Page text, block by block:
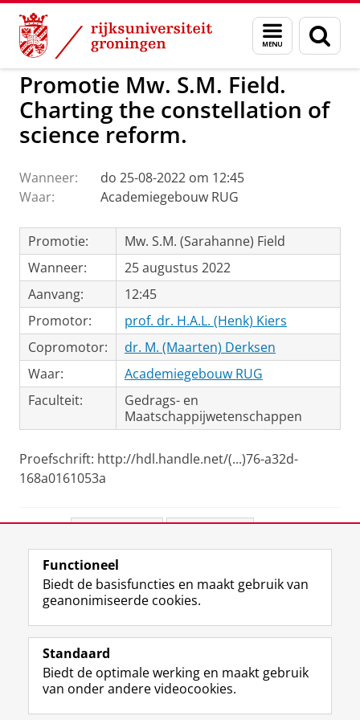
Skip
Content
Skip
Navigation
Menu
en
zoeken
GMW Activiteiten
Promotie Mw. S.M. Field.
Charting the constellation of
science reform.
Wanneer:
do 25-08-2022 om 12:45
Waar:
Academiegebouw RUG
Promotie:
Mw. S.M. (Sarahanne) Field
Wanneer:
25 augustus 2022
Aanvang:
12:45
Promotor:
prof. dr. H.A.L. (Henk) Kiers
Copromotor:
dr. M. (Maarten) Derksen
Waar:
Academiegebouw RUG
Faculteit:
Gedrags- en
Maatschappijwetenschappen
Proefschrift: http://hdl.handle.net/(...)76-a32d-
168a0161053a
View this page in:English
Volg de RUG
F
a
e
b
L
i
k
e
R
S
-
f
I
n
t
Y
o
T
Studiekiezers
Functioneel
Biedt de basisfuncties en maakt gebruik van
geanonimiseerde cookies.
Standaard
Biedt de optimale werking en maakt gebruik
van onder andere videocookies.